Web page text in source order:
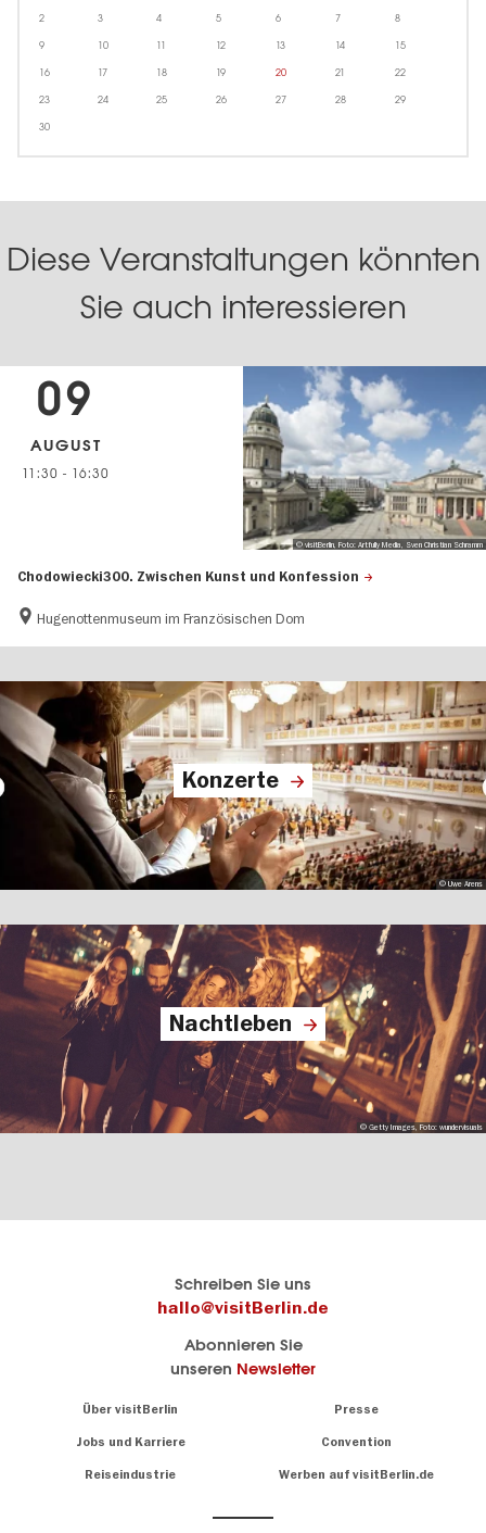
2 3 4 5 6 7 8
9 10 11 12 13 14 15
16 17 18 19 20 21 22
23 24 25 26 27 28 29
30
Diese Veranstaltungen könnten
Sie auch interessieren
Chodowiecki300. Zwischen Kunst und Konfession
Hugenottenmuseum im Französischen Dom
09
AUGUST
11:30 - 16:30
© visitBerlin, Foto: Artfully Media, Sven Christian Schramm
Konzerte
© Uwe Arens
Nachtleben
© Getty Images, Foto: wundervisuals
Schreiben Sie uns
hallo@visitBerlin.de
Abonnieren Sie
unseren Newsletter
Über visitBerlin Presse
Jobs und Karriere Convention
Reiseindustrie Werben auf visitBerlin.de
sind
für Sie da.
Insidertipps